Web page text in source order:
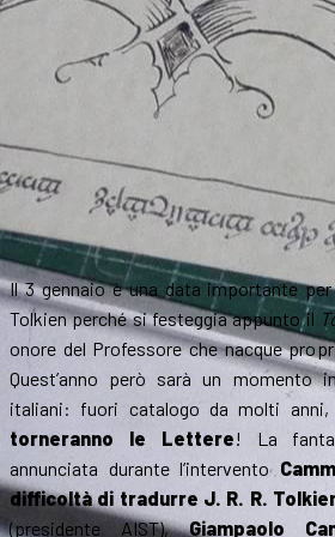
Il 3 gennaio è una data importante
Tolkien perché si festeggia appunto il
onore del Professore che nacque
Quest’anno però sarà un momento
italiani: fuori catalogo da molti
torneranno le Lettere! La
annunciata durante l’intervento
difficoltà di tradurre J. R. R.
(presidente AIST),Giampaolo